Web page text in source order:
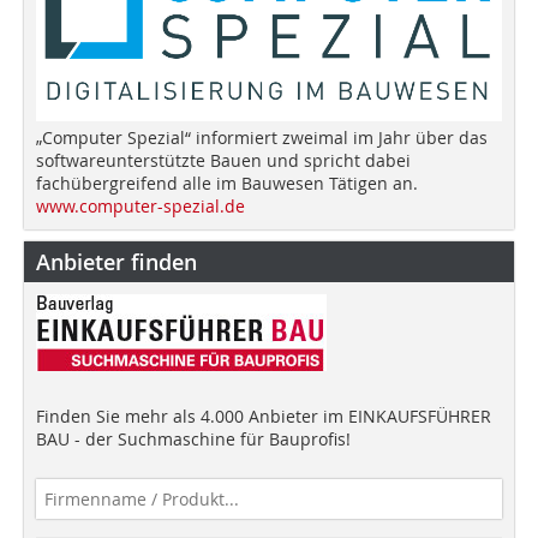
„Computer Spezial“ informiert zweimal im Jahr über das
softwareunterstützte Bauen und spricht dabei
fachübergreifend alle im Bauwesen Tätigen an.
www.computer-spezial.de
Anbieter finden
Finden Sie mehr als 4.000 Anbieter im EINKAUFSFÜHRER
BAU - der Suchmaschine für Bauprofis!